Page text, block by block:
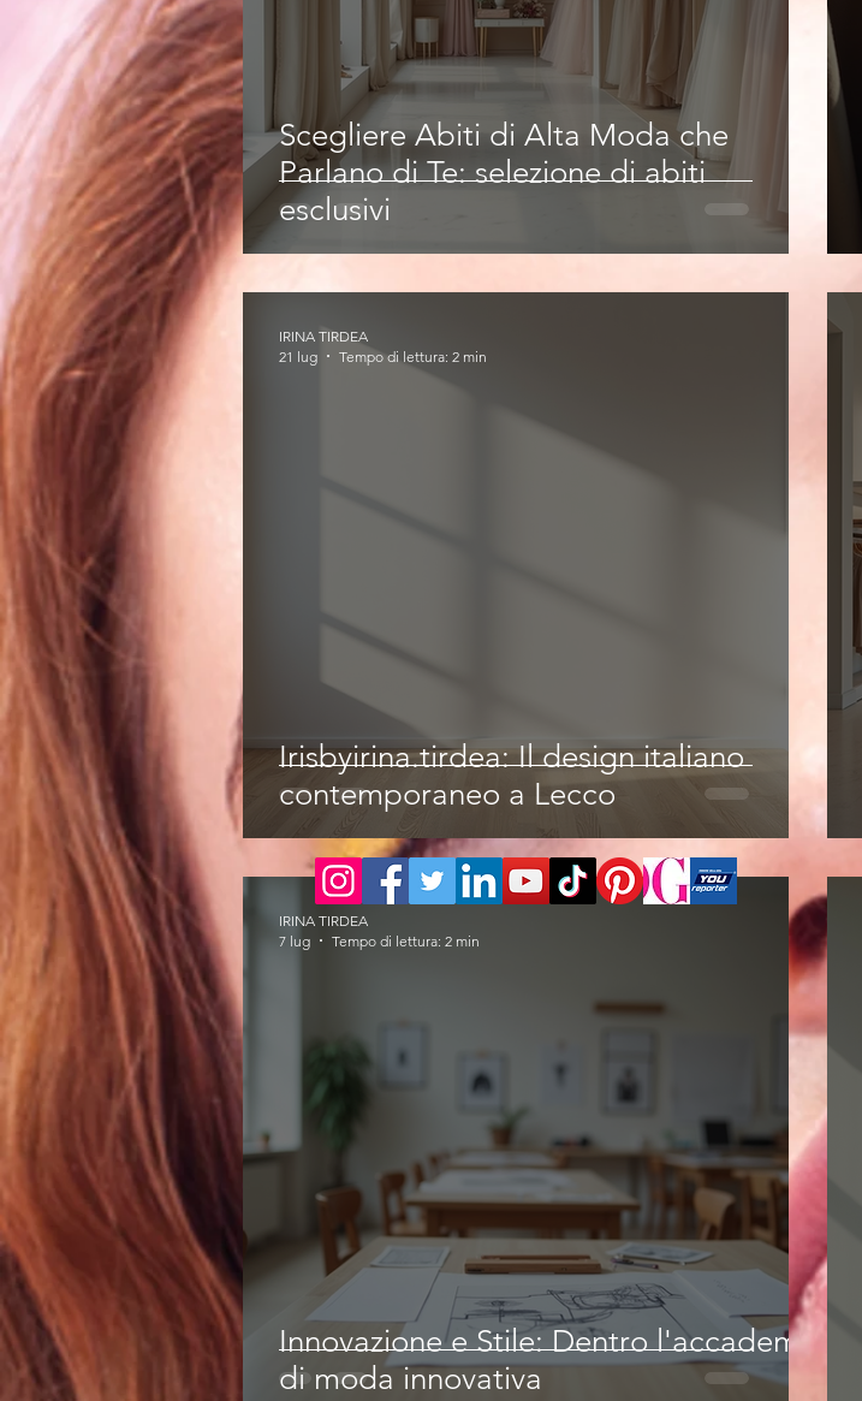
Scegliere Abiti di Alta Moda che
Parlano di Te: selezione di abiti
esclusivi
Irisbyirina.tirdea: Il design italiano
contemporaneo a Lecco
IRINA TIRDEA
21 lug
Tempo di lettura: 2 min
Innovazione e Stile: Dentro l'accademia
di moda innovativa
IRINA TIRDEA
7 lug
Tempo di lettura: 2 min